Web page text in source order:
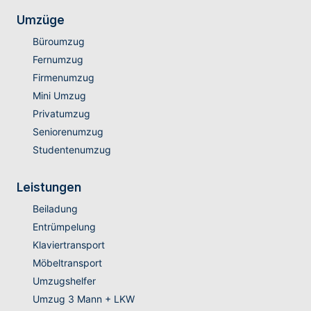
Umzüge
Büroumzug
Fernumzug
Firmenumzug
Mini Umzug
Privatumzug
Seniorenumzug
Studentenumzug
Leistungen
Beiladung
Entrümpelung
Klaviertransport
Möbeltransport
Umzugshelfer
Umzug 3 Mann + LKW